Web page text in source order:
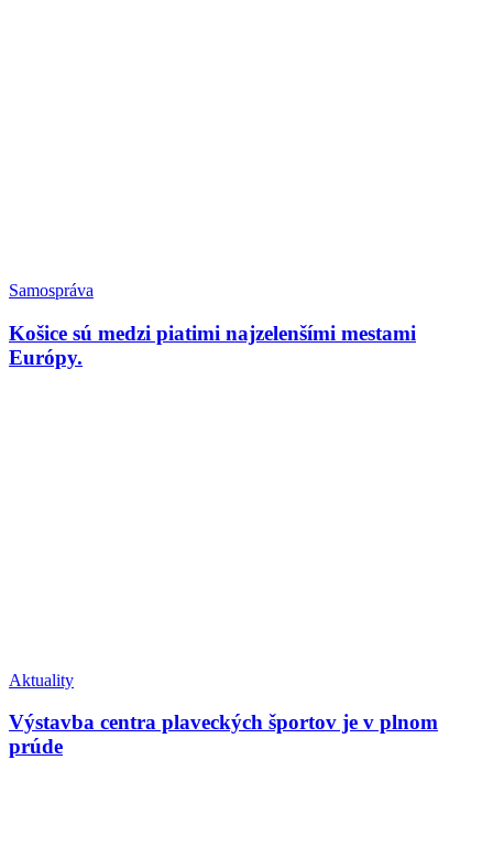
Samospráva
Košice sú medzi piatimi najzelenšími mestami
Európy.
Aktuality
Výstavba centra plaveckých športov je v plnom
prúde